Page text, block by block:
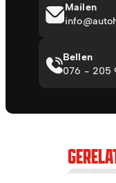
Mailen
Bellen
076 - 205